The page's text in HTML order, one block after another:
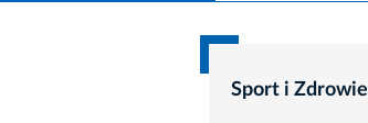
Sport i Zdrowie